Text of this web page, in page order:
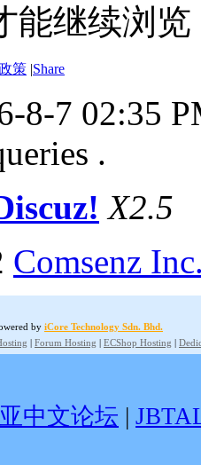
能继续浏览
策 |Share
8-7 02:35
.
X2.5
Comsenz
by iCore Technology Sdn. Bhd.
| Forum Hosting | ECShop Hosting |
中文论坛 |